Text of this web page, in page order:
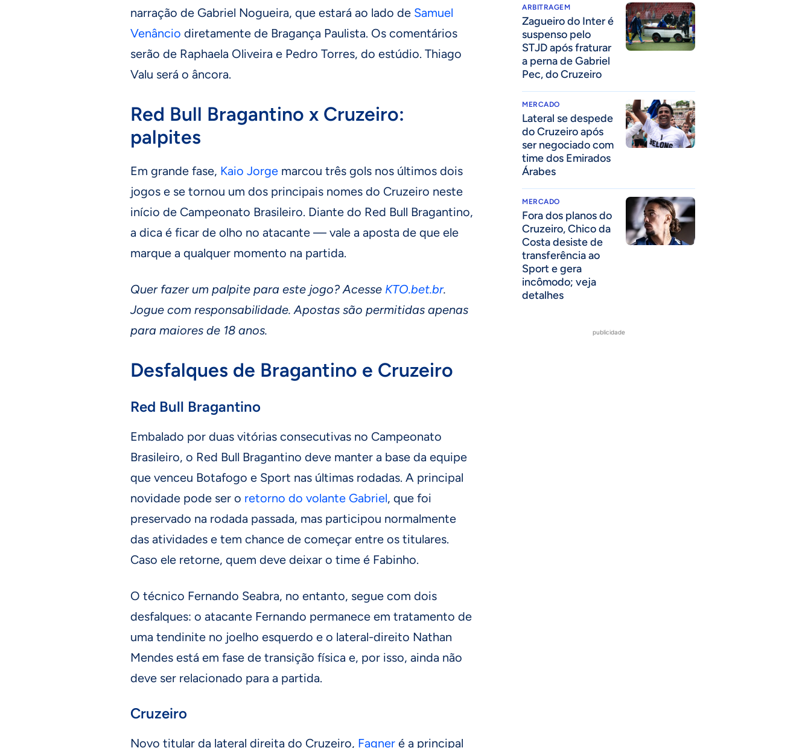
narração de Gabriel Nogueira, que estará ao lado de Samuel
Venâncio diretamente de Bragança Paulista. Os comentários
serão de Raphaela Oliveira e Pedro Torres, do estúdio. Thiago
Valu será o âncora.
Red Bull Bragantino x Cruzeiro:
palpites
Em grande fase, Kaio Jorge marcou três gols nos últimos dois
jogos e se tornou um dos principais nomes do Cruzeiro neste
início de Campeonato Brasileiro. Diante do Red Bull Bragantino,
a dica é ficar de olho no atacante — vale a aposta de que ele
marque a qualquer momento na partida.
Quer fazer um palpite para este jogo? Acesse KTO.bet.br.
Jogue com responsabilidade. Apostas são permitidas apenas
para maiores de 18 anos.
Desfalques de Bragantino e Cruzeiro
Red Bull Bragantino
Embalado por duas vitórias consecutivas no Campeonato
Brasileiro, o Red Bull Bragantino deve manter a base da equipe
que venceu Botafogo e Sport nas últimas rodadas. A principal
novidade pode ser o retorno do volante Gabriel, que foi
preservado na rodada passada, mas participou normalmente
das atividades e tem chance de começar entre os titulares.
Caso ele retorne, quem deve deixar o time é Fabinho.
O técnico Fernando Seabra, no entanto, segue com dois
desfalques: o atacante Fernando permanece em tratamento de
uma tendinite no joelho esquerdo e o lateral-direito Nathan
Mendes está em fase de transição física e, por isso, ainda não
deve ser relacionado para a partida.
Cruzeiro
Novo titular da lateral direita do Cruzeiro, Fagner é a principal
ARBITRAGEM
Zagueiro do Inter é
suspenso pelo
STJD após fraturar
a perna de Gabriel
Pec, do Cruzeiro
MERCADO
Lateral se despede
do Cruzeiro após
ser negociado com
time dos Emirados
Árabes
MERCADO
Fora dos planos do
Cruzeiro, Chico da
Costa desiste de
transferência ao
Sport e gera
incômodo; veja
detalhes
publicidade